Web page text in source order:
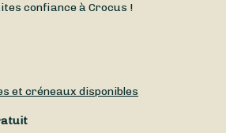
confiance à Crocus !
et créneaux disponibles